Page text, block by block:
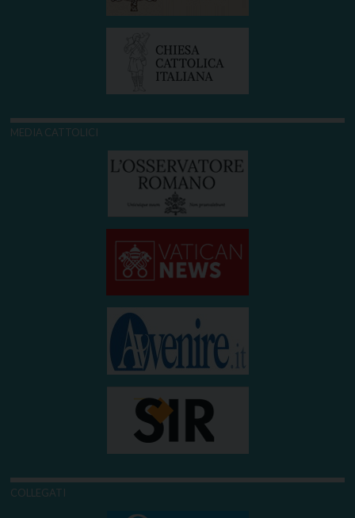
MEDIA CATTOLICI
COLLEGATI